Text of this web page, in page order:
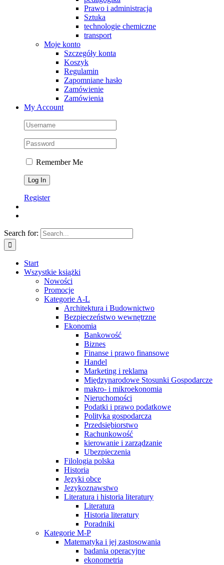
Prawo i administracja
Sztuka
technologie chemiczne
transport
Moje konto
Szczegóły konta
Koszyk
Regulamin
Zapomniane hasło
Zamówienie
Zamówienia
My Account
Remember Me
Register
Search for:
Start
Wszystkie książki
Nowości
Promocje
Kategorie A-L
Architektura i Budownictwo
Bezpieczeństwo wewnętrzne
Ekonomia
Bankowość
Biznes
Finanse i prawo finansowe
Handel
Marketing i reklama
Międzynarodowe Stosunki Gospodarcze
makro- i mikroekonomia
Nieruchomości
Podatki i prawo podatkowe
Polityka gospodarcza
Przedsiębiorstwo
Rachunkowość
kierowanie i zarządzanie
Ubezpieczenia
Filologia polska
Historia
Języki obce
Jezykoznawstwo
Literatura i historia literatury
Literatura
Historia literatury
Poradniki
Kategorie M-P
Matematyka i jej zastosowania
badania operacyjne
ekonometria